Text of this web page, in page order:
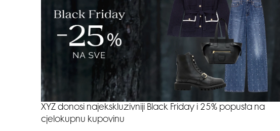
XYZ donosi najekskluzivniji Black Friday i 25% popusta na
cjelokupnu kupovinu